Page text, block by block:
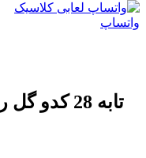
واتساپ
تابه 28 کدو گل ریز محصولات - لعابی کلاسیک